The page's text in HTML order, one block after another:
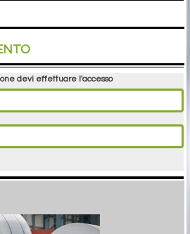
devi effettuare l'accesso